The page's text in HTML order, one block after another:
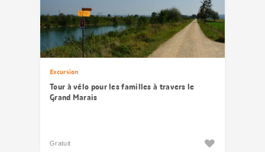
Excursion
Tour à vélo pour les familles à travers le
Grand Marais
Gratuit